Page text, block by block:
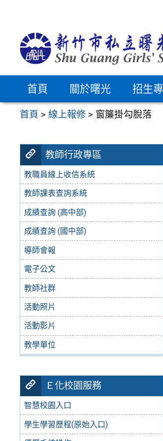
首頁 關於曙光 招生
首頁 >線上報修 > 窗簾掛勾脫落
教師行政專區
教職員線上收信系統
教師課表查詢系統
成績查詢 (高中部)
成績查詢 (國中部)
導師會報
電子公文
教師社群
活動照片
活動影片
教學單位
Ｅ化校園服務
智慧校園入口
學生學習歷程(原始入口)